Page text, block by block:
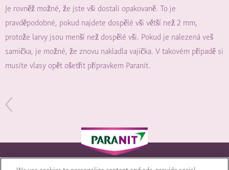
Je rovněž možné, že jste vši dostali opakovaně. To je
pravděpodobné, pokud najdete dospělé vši větší než 2 mm,
protože larvy jsou menší než dospělé vši. Pokud je nalezená veš
samička, je možné, že znovu nakladla vajíčka. V takovém případě si
musíte vlasy opět ošetřit přípravkem Paranit.